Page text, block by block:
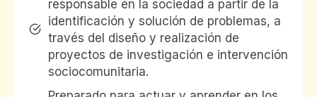
responsable en la sociedad a partir de la
identificación y solución de problemas, a
través del diseño y realización de
proyectos de investigación e intervención
sociocomunitaria.